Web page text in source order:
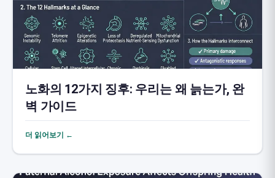
노화의 12가지 징후: 우리는 왜 늙는가, 완
벽 가이드
더 읽어보기 ←